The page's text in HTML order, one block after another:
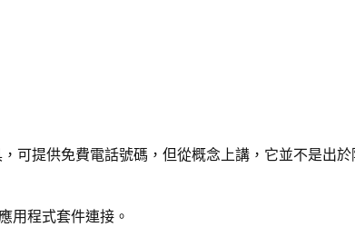
提供免費電話號碼，但從概念上講，它並不是出
用程式套件連接。